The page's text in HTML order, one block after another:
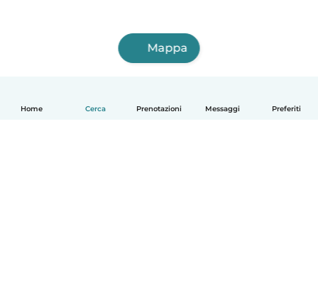
Home Cerca Prenotazioni Messaggi Preferiti
Mappa